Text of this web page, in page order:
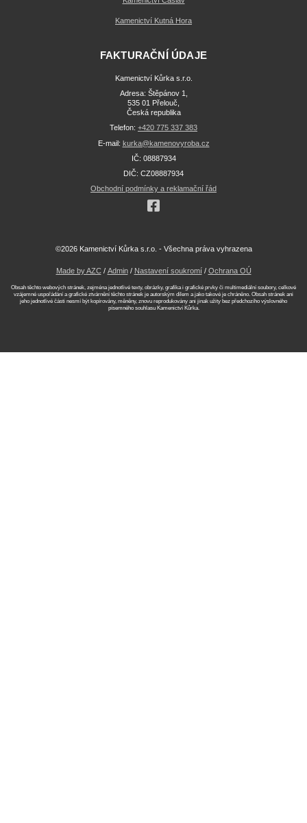
Kamenictví Kutná Hora
FAKTURAČNÍ ÚDAJE
Kamenictví Kůrka s.r.o.
Adresa: Štěpánov 1,
535 01 Přelouč,
Česká republika
Telefon: +420 775 337 383
E-mail: kurka@kamenovyroba.cz
IČ: 08887934
DIČ: CZ08887934
Obchodní podmínky a reklamační řád
©2026 Kamenictví Kůrka s.r.o. - Všechna práva vyhrazena
Made by AZC/ Admin/ Nastavení soukromí/ Ochrana OÚ
Obsah těchto webových stránek, zejména jednotlivé texty, obrázky, grafika i grafické prvky či multimediální soubory, celkové
vzájemné uspořádání a grafické ztvárnění těchto stránek je autorským dílem a jako takové je chráněno. Obsah stránek ani
jeho jednotlivé části nesmí být kopírovány, měněny, znovu reprodukovány ani jinak užity bez předchozího výslovného
písemného souhlasu Kamenictví Kůrka.